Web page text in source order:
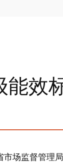
能效
场监督管理